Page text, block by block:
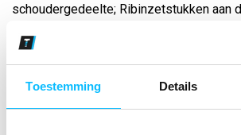
Toestemming Details
schoudergedeelte; Ribinzetstukken aan
Bekijk andere kleuren
beige